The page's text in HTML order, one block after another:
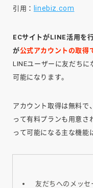
引用： linebiz.com
ECサイトがLINE活用を
が公式アカウントの取得
LINEユーザーに友だち
可能になります。
アカウント取得は無料で
って有料プランも用意さ
って可能になる主な機能
友だちへのメッセ